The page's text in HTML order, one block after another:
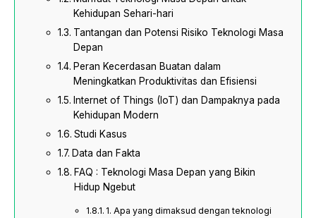
Kehidupan Sehari-hari
Tantangan dan Potensi Risiko Teknologi Masa
Depan
Peran Kecerdasan Buatan dalam
Meningkatkan Produktivitas dan Efisiensi
Internet of Things (IoT) dan Dampaknya pada
Kehidupan Modern
Studi Kasus
Data dan Fakta
FAQ : Teknologi Masa Depan yang Bikin
Hidup Ngebut
1. Apa yang dimaksud dengan teknologi